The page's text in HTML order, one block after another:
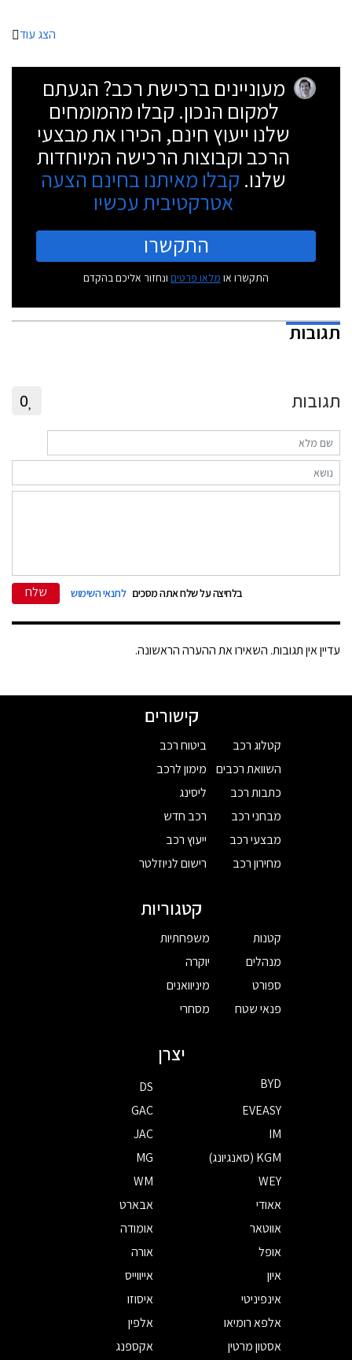
הצג עוד
מעוניינים ברכישת רכב? הגעתם
למקום הנכון. קבלו מהמומחים
שלנו ייעוץ חינם, הכירו את מבצעי
הרכב וקבוצות הרכישה המיוחדות
שלנו. קבלו מאיתנו בחינם הצעה
אטרקטיבית עכשיו
התקשרו
התקשרו או מלאו פרטים ונחזור אליכם בהקדם
תגובות
תגובות 0
בלחיצה על שלח אתה מסכים לתנאי השימוש שלח
עדיין אין תגובות. השאירו את ההערה הראשונה.
קישורים
קטלוג רכב
השוואת רכבים
כתבות רכב
מבחני רכב
מבצעי רכב
מחירון רכב
ביטוח רכב
מימון לרכב
ליסינג
רכב חדש
ייעוץ רכב
רישום לניוזלטר
קטגוריות
קטנות
מנהלים
ספורט
פנאי שטח
משפחתיות
יוקרה
מיניוואנים
מסחרי
יצרן
BYD
DS
EVEASY
GAC
IM
JAC
KGM (סאנגיונג)
MG
WEY
WM
אאודי
אבארט
אווטאר
אומודה
אופל
אורה
איון
אייווייס
אינפיניטי
איסוזו
אלפא רומיאו
אלפין
אסטון מרטין
אקספנג